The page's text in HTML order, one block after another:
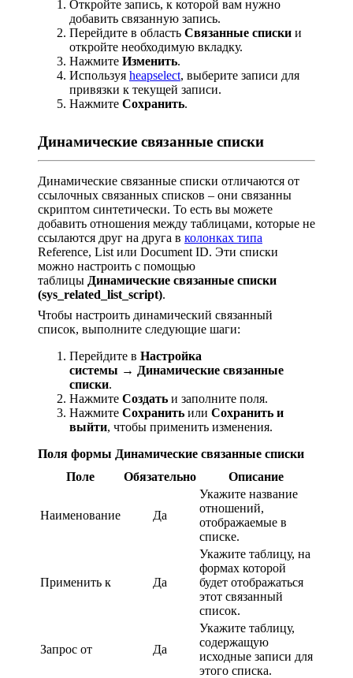
Откройте запись, к которой вам нужно
добавить связанную запись.
Перейдите в область Связанные списки и
откройте необходимую вкладку.
Нажмите Изменить.
Используя heapselect, выберите записи для
привязки к текущей записи.
Нажмите Сохранить.
Динамические связанные списки
Динамические связанные списки отличаются от
ссылочных связанных списков – они связанны
скриптом синтетически. То есть вы можете
добавить отношения между таблицами, которые не
ссылаются друг на друга в колонках типа
Reference, List или Document ID. Эти списки
можно настроить с помощью
таблицы Динамические связанные списки
(sys_related_list_script).
Чтобы настроить динамический связанный
список, выполните следующие шаги:
Перейдите в Настройка
системы → Динамические связанные
списки.
Нажмите Создать и заполните поля.
Нажмите Сохранить или Сохранить и
выйти, чтобы применить изменения.
Поля формы Динамические связанные списки
Поле
Обязательно Описание
Наименование Да
Укажите название
отношений,
отображаемые в
списке.
Применить к Да
Укажите таблицу, на
формах которой
будет отображаться
этот связанный
список.
Запрос от Да
Укажите таблицу,
содержащую
исходные записи для
этого списка.